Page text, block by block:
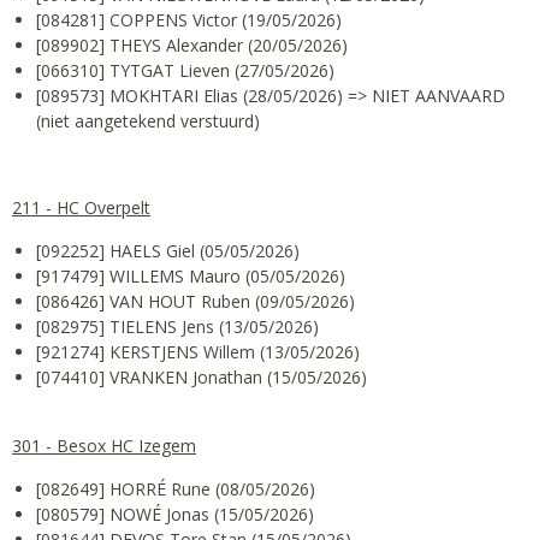
[084281] COPPENS Victor (19/05/2026)
[089902] THEYS Alexander (20/05/2026)
[066310] TYTGAT Lieven (27/05/2026)
[089573] MOKHTARI Elias (28/05/2026) => NIET AANVAARD
(niet aangetekend verstuurd)
211 - HC Overpelt
[092252] HAELS Giel (05/05/2026)
[917479] WILLEMS Mauro (05/05/2026)
[086426] VAN HOUT Ruben (09/05/2026)
[082975] TIELENS Jens (13/05/2026)
[921274] KERSTJENS Willem (13/05/2026)
[074410] VRANKEN Jonathan (15/05/2026)
301 - Besox HC Izegem
[082649] HORRÉ Rune (08/05/2026)
[080579] NOWÉ Jonas (15/05/2026)